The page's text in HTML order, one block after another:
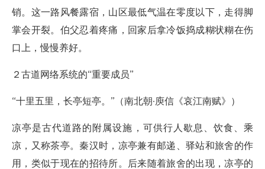
销。这一路风餐露宿，山区最低气温在零度以下，走得脚
掌会开裂。伯父忍着疼痛，回家后拿冷饭捣成糊状糊在伤
口上，慢慢养好。
２古道网络系统的“重要成员”
“十里五里，长亭短亭。”（南北朝·庾信《哀江南赋》）
凉亭是古代道路的附属设施，可供行人歇息、饮食、乘
凉，又称茶亭。秦汉时，凉亭兼有邮递、驿站和旅舍的作
用，类似于现在的招待所。后来随着旅舍的出现，凉亭的